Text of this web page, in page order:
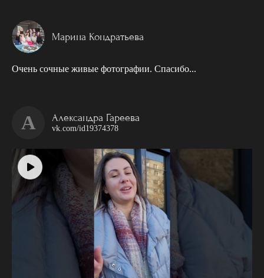
Марина Кондратьева
Очень сочные живые фотографии. Спасибо...
А Александра Гареева
vk.com/id19374378